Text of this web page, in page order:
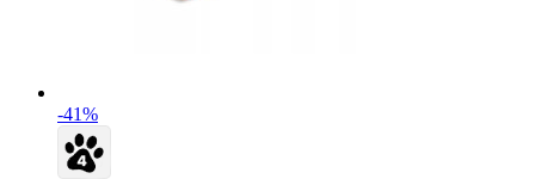
-41%